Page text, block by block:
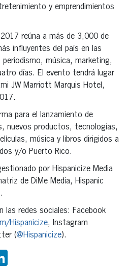
y emprendimientos
reúna a más de 3,000 de
influyentes del país en las
música, marketing,
días. El evento tendrá lugar
JW Marriott Marquis Hotel,
para el lanzamiento de
nuevos productos, tecnologías,
música y libros dirigidos a
y/o Puerto Rico.
por Hispanicize Media
de DiMe Media, Hispanic
las redes sociales: Facebook
Hispanicize, Instagram
(@Hispanicize).